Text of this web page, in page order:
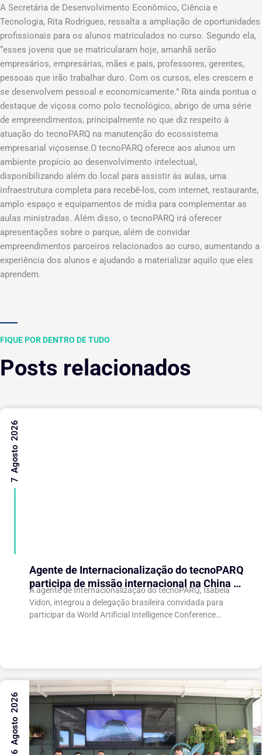
A Secretária de Desenvolvimento Econômico, Ciência e
Tecnologia, Rita Rodrigues, ressalta a ampliação de oportunidades
profissionais para os alunos matriculados no curso. Segundo ela,
“esses jovens que se matricularam hoje, amanhã serão
empresários, empresárias, mães e pais, professores, gerentes,
pessoas que irão trabalhar duro. Com os cursos, eles crescem e
se desenvolvem pessoal e economicamente.” Rita ainda pontua o
destaque de viçosa como polo tecnológico, abrigo de uma série
de empreendimentos, principalmente no que diz respeito à
atuação do tecnoPARQ na manutenção do ecossistema
empresarial viçosense.O tecnoPARQ oferece aos alunos um
ambiente propício ao desenvolvimento intelectual,
disponibilizando além do local para assistir às aulas, uma
infraestrutura completa para recebê-los, com internet, restaurante,
amplo espaço e equipamentos de mídia para complementar as
aulas ministradas. Além disso, o tecnoPARQ irá oferecer
apresentações sobre o parque, além de convidar
empreendimentos parceiros relacionados ao curso, aumentando a
experiência dos alunos e ajudando a materializar aquilo que eles
aprendem.
FIQUE POR DENTRO DE TUDO
Posts relacionados
Agente de Internacionalização do tecnoPARQ
participa de missão internacional na China e
fortalece conexões com o ecossistema de
inovação
A agente de Internacionalização do tecnoPARQ, Isabela
Vidon, integrou a delegação brasileira convidada para
participar da World Artificial Intelligence Conference
7 Agosto 2026
6 Agosto 2026